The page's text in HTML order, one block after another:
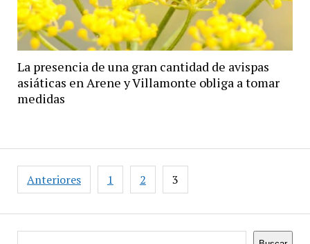
La presencia de una gran cantidad de avispas
asiáticas en Arene y Villamonte obliga a tomar
medidas
Paginación
de
Anteriores 1 2 3